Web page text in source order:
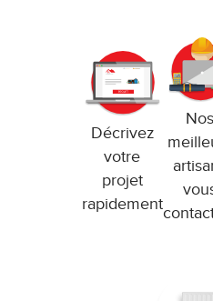
Décrivez
votre
projet
rapidement
Nos